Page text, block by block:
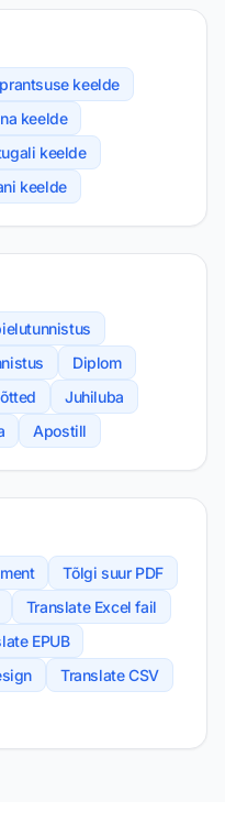
keelde
keelde
keelde
keelde
Diplom
Juhiluba
Apostill
Tõlgi suur PDF
Translate Excel fail
EPUB
Translate CSV